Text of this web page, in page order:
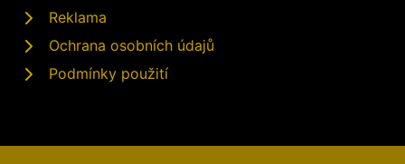
Reklama
Ochrana osobních údajů
Podmínky použití